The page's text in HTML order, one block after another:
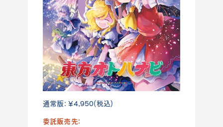
通常版：￥4,950(税込)
委託販売先：